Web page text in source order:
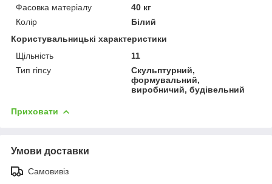
Фасовка матеріалу
40 кг
Колір
Білий
Користувальницькі характеристики
Щільність
11
Тип гіпсу
Скульптурний,
формувальний,
виробничий, будівельний
Приховати
Умови доставки
Самовивіз